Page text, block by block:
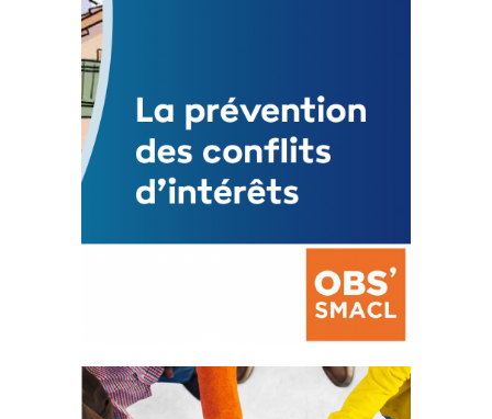
FEUILLETER
La prévention des conflits
d’intérêts